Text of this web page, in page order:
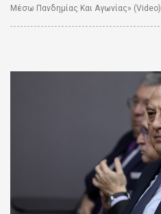
Μέσω Πανδημίας Και Αγωνίας» (video)